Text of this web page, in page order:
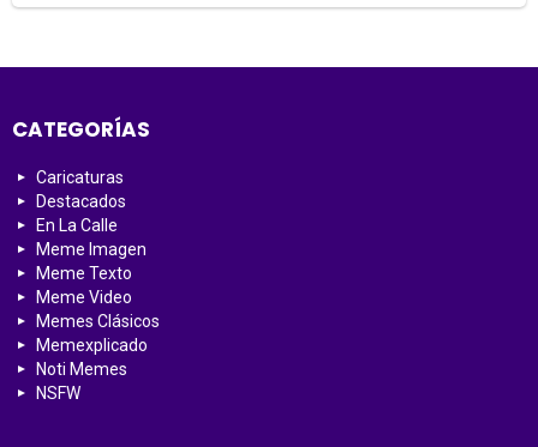
CATEGORÍAS
Caricaturas
Destacados
En La Calle
Meme Imagen
Meme Texto
Meme Video
Memes Clásicos
Memexplicado
Noti Memes
NSFW